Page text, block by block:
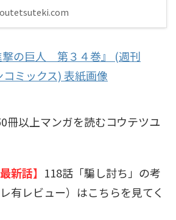
冊以上マンガを読むコウテツユ
最新話】 118話「騙し討ち」の考
有レビュー）はこちらを見てく